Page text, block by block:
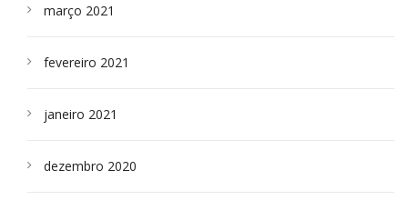
março 2021
fevereiro 2021
janeiro 2021
dezembro 2020